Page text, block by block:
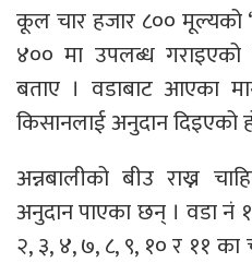
कूल चार हजार ८०० मूल्यको
४०० मा उपलब्ध
बताए । वडाबाट आएका
किसानलाई अनुदान दिइएको
अन्नबालीको बीउ राख्न
अनुदान पाएका छन् । वडा नं
२, ३, ४, ७, ८, ९, १० र ११ का